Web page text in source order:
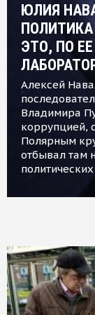
ЮЛИЯ
ЭТО, ПО
Алексей
Владимира
коррупцией,
Полярным
отбывал там